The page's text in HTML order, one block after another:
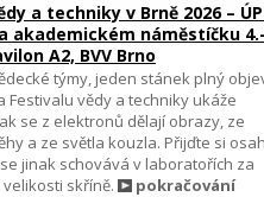
a techniky v Brně 2026 –
akademickém náměstíčku
A2, BVV Brno
týmy, jeden stánek plný
Festivalu vědy a techniky ukáže
se z elektronů dělají obrazy, ze
a ze světla kouzla. Přijďte si
jinak schovává v laboratořích za
skříně.
pokračování